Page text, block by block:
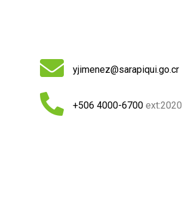
yjimenez@sarapiqui.go.cr
+506 4000-6700 ext:2020